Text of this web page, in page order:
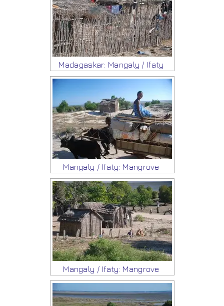
Madagaskar: Mangaly / Ifaty
Mangaly / Ifaty: Mangrove
Mangaly / Ifaty: Mangrove